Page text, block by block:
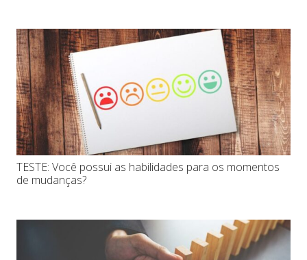
TESTE: Você possui as habilidades para os momentos
de mudanças?